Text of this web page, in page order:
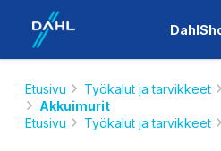
Etusivu Työkalut ja tarvikkeet
Akkuimurit
Etusivu
Työkalut ja tarvikkeet